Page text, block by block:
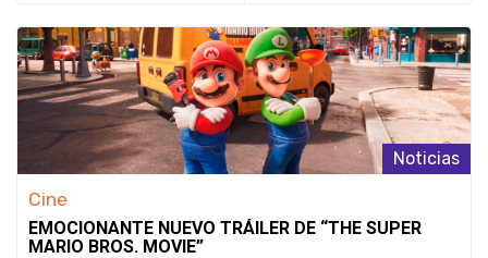
Noticias
Cine
EMOCIONANTE NUEVO TRÁILER DE “THE SUPER
MARIO BROS. MOVIE”